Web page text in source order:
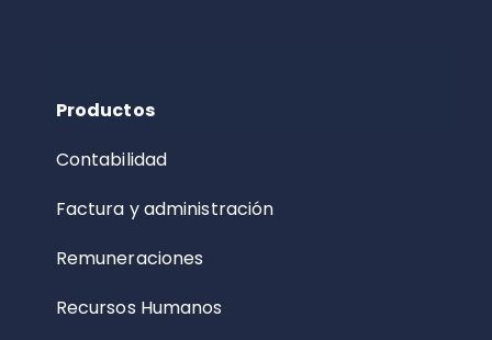
Productos
Contabilidad
Factura y administración
Remuneraciones
Recursos Humanos